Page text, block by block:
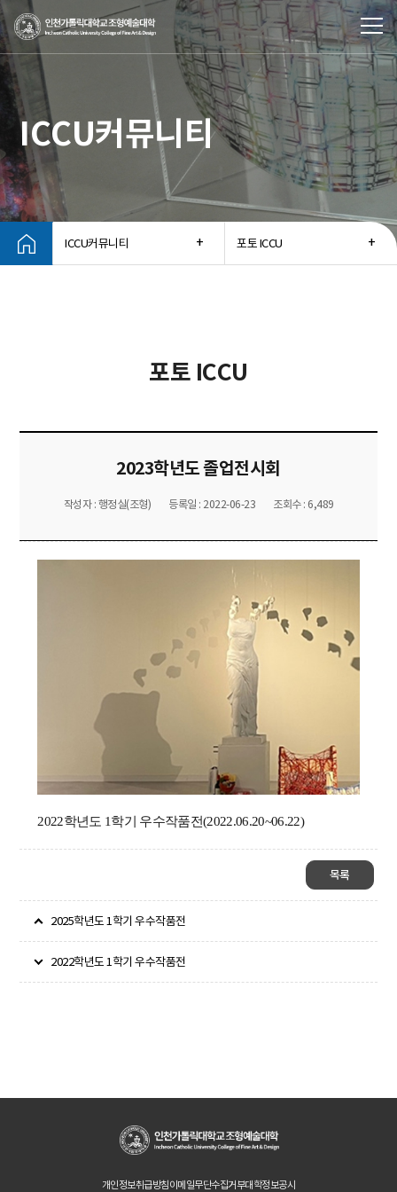
ICCU커뮤니티
ICCU커뮤니티 포토 ICCU
포토 ICCU
2023학년도 졸업전시회
작성자 : 행정실(조형) 등록일 : 2022-06-23 조회수 : 6,489
2022학년도 1학기 우수작품전(2022.06.20~06.22)
목록
2025학년도 1학기 우수작품전
2022학년도 1학기 우수작품전
개인정보취급방침이메일무단수집거부대학정보공시